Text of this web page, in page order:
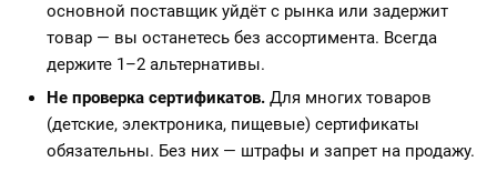
основной поставщик уйдёт с рынка или задержит
товар — вы останетесь без ассортимента. Всегда
держите 1–2 альтернативы.
Не проверка сертификатов. Для многих товаров
(детские, электроника, пищевые) сертификаты
обязательны. Без них — штрафы и запрет на продажу.